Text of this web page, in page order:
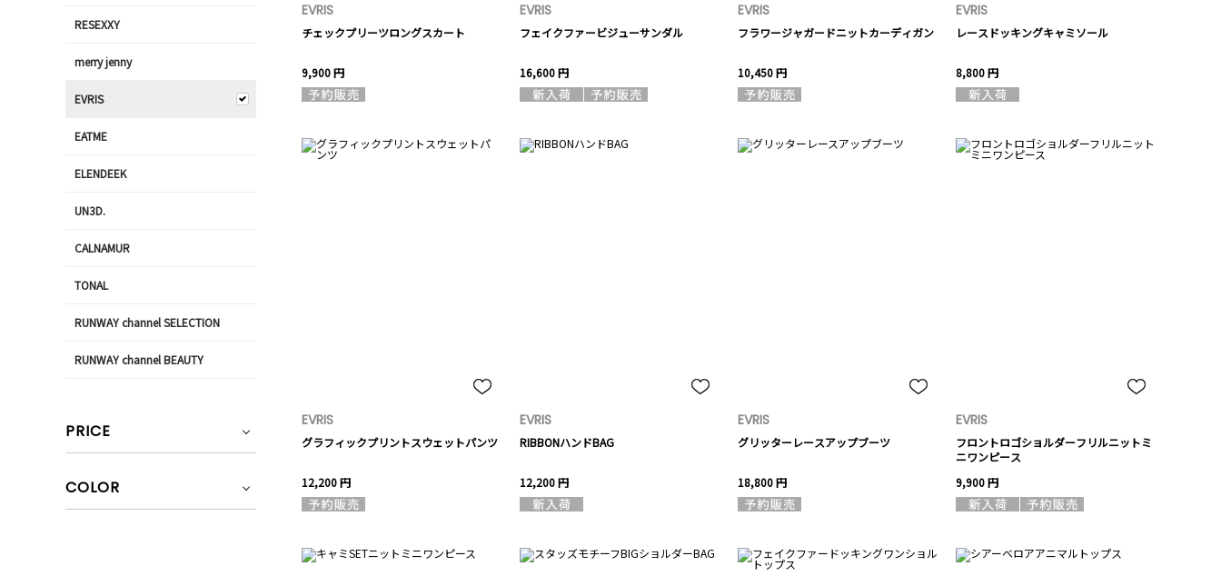
EVRIS
チェックプリーツロングスカート
9,900 円
EVRIS
フェイクファービジューサンダル
16,600 円
EVRIS
フラワージャガードニットカーディガン
10,450 円
EVRIS
レースドッキングキャミソール
8,800 円
EVRIS
グラフィックプリントスウェットパンツ
12,200 円
EVRIS
RIBBONハンドBAG
12,200 円
EVRIS
グリッターレースアップブーツ
18,800 円
EVRIS
フロントロゴショルダーフリルニットミ
ニワンピース
9,900 円
RESEXXY
merry jenny
EVRIS
EATME
ELENDEEK
UN3D.
CALNAMUR
TONAL
RUNWAY channel SELECTION
RUNWAY channel BEAUTY
PRICE
COLOR